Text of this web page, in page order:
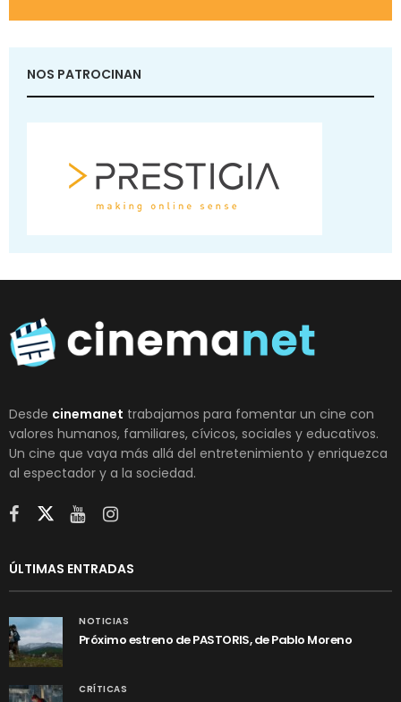
NOS PATROCINAN
Desde cinemanet trabajamos para fomentar un cine con
valores humanos, familiares, cívicos, sociales y educativos.
Un cine que vaya más allá del entretenimiento y enriquezca
al espectador y a la sociedad.
ÚLTIMAS ENTRADAS
NOTICIAS
Próximo estreno de PASTORIS, de Pablo Moreno
CRÍTICAS